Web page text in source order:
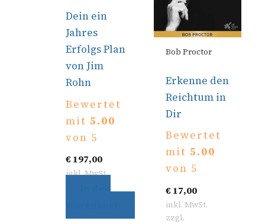
Dein ein
Jahres
Erfolgs Plan
von Jim
Rohn
Bewertet
mit5.00
von 5
€197,00
inkl. MwSt.
In den
Bob Proctor
Erkenne den
Reichtum in
Dir
Bewertet
mit 5.00
von 5
€17,00
inkl. MwSt.
zzgl.